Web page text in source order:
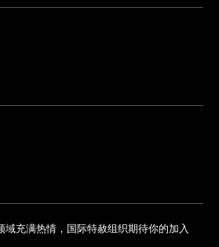
域充满热情，国际特赦组织期待你的加入